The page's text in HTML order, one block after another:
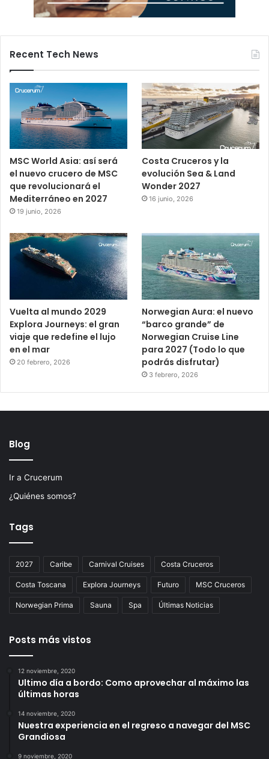
Recent Tech News
MSC World Asia: así será
el nuevo crucero de MSC
que revolucionará el
Mediterráneo en 2027
19 junio, 2026
Costa Cruceros y la
evolución Sea & Land
Wonder 2027
16 junio, 2026
Vuelta al mundo 2029
Explora Journeys: el gran
viaje que redefine el lujo
en el mar
20 febrero, 2026
Norwegian Aura: el nuevo
“barco grande” de
Norwegian Cruise Line
para 2027 (Todo lo que
podrás disfrutar)
3 febrero, 2026
Blog
Ir a Crucerum
¿Quiénes somos?
Tags
2027 Caribe Carnival Cruises Costa Cruceros
Costa Toscana Explora Journeys Futuro MSC Cruceros
Norwegian Prima Sauna Spa Últimas Noticias
Posts más vistos
12 noviembre, 2020
Ultimo día a bordo: Como aprovechar al máximo las
últimas horas
14 noviembre, 2020
Nuestra experiencia en el regreso a navegar del MSC
Grandiosa
9 noviembre, 2020